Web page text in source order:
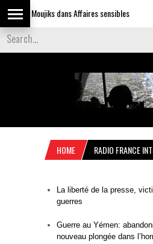
Moujiks dans Affaires sensibles
HOME RADIO FRANCE
La liberté de la presse,
guerres
Guerre au Yémen:
nouveau plongée dans